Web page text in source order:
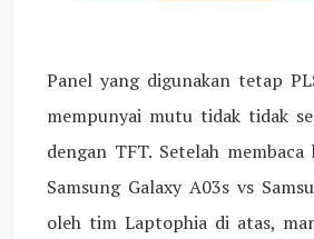
Panel yang digunakan tetap
mempunyai mutu tidak tidak
dengan TFT. Setelah membaca
Samsung Galaxy A03s vs
oleh tim Laptophia di atas,